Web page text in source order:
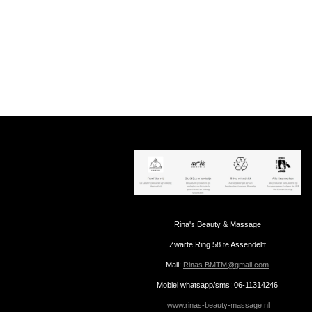
Rina's Beauty & Massage
Zwarte Ring 58 te Assendelft
Mail: Rinas.BMTM@gmail.com
Mobiel whatsapp/sms: 06-11314246
www.rinas-beauty-massage.nl